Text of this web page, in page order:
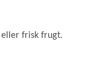
eller frisk frugt.